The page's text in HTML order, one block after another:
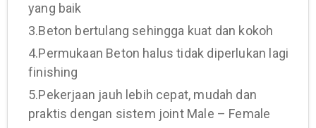
yang baik
3.Beton bertulang sehingga kuat dan kokoh
4.Permukaan Beton halus tidak diperlukan lagi
finishing
5.Pekerjaan jauh lebih cepat, mudah dan
praktis dengan sistem joint Male – Female